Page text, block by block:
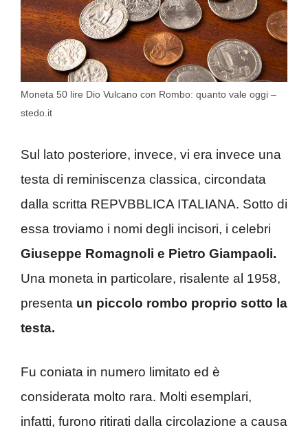
Moneta 50 lire Dio Vulcano con Rombo: quanto vale oggi –
stedo.it
Sul lato posteriore, invece, vi era invece una
testa di reminiscenza classica, circondata
dalla scritta REPVBBLICA ITALIANA. Sotto di
essa troviamo i nomi degli incisori, i celebri
Giuseppe Romagnoli e Pietro Giampaoli.
Una moneta in particolare, risalente al 1958,
presenta un piccolo rombo proprio sotto la
testa.
Fu coniata in numero limitato ed è
considerata molto rara. Molti esemplari,
infatti, furono ritirati dalla circolazione a causa